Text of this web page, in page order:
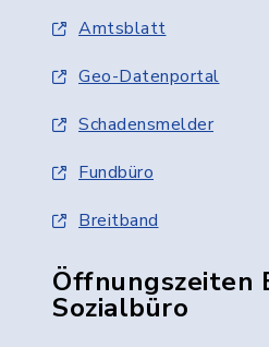
Amtsblatt
Geo-Datenportal
Schadensmelder
Fundbüro
Breitband
Öffnungszeiten
Sozialbüro